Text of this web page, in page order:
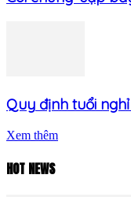
Quy định tuổi
Xem thêm
HOT NEWS